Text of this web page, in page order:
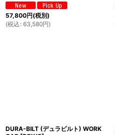
57,800円(税別)
(税込 : 63,580円)
DURA-BILT (デュラビルト) WORK